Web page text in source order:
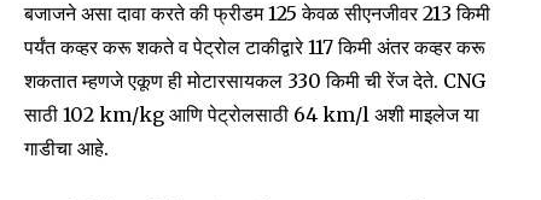
To subscribe, simply enter your email address on our website
or click the subscribe button below. Don't worry, we respect
your privacy and won't spam your inbox. Your information is
safe with us.
बजाजने असा दावा करते की फ्रीडम 125 केवळ सीएनजीवर 213 किमी
पर्यंत कव्हर करू शकते व पेट्रोल टाकीद्वारे 117 किमी अंतर कव्हर करू
शकतात म्हणजे एकूण ही मोटारसायकल 330 किमी ची रेंज देते. CNG
साठी 102 km/kg आणि पेट्रोलसाठी 64 km/l अशी माइलेज या
गाडीचा आहे.